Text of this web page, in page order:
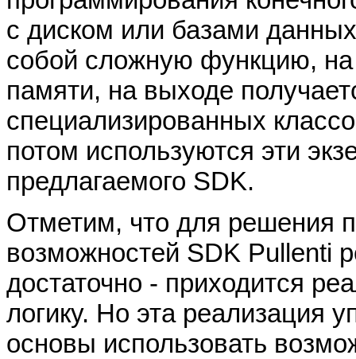
с диском или базами
собой сложную функцию, на
памяти, на выходе
специализированных
потом используются эти
предлагаемого SDK.
Отметим, что для решения
возможностей SDK Pullenti
достаточно - приходится
логику. Но эта реализация
основы использовать